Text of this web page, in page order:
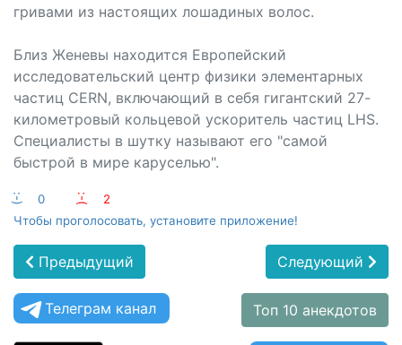
гривами из настоящих лошадиных волос.
Близ Женевы находится Европейский
исследовательский центр физики элементарных
частиц CERN, включающий в себя гигантский 27-
километровый кольцевой ускоритель частиц LHS.
Специалисты в шутку называют его "самой
быстрой в мире каруселью".
:-) 0 :-(
2
Чтобы проголосовать, установите приложение!
Предыдущий Следующий
Телеграм канал Топ 10 анекдотов